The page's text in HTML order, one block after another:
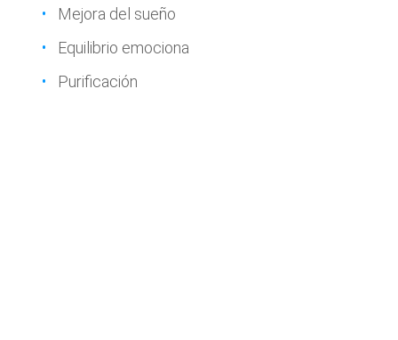
Mejora del sueño
Equilibrio emociona
Purificación